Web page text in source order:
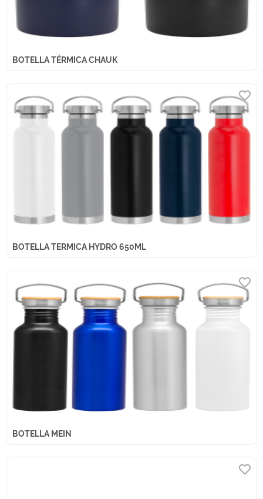
BOTELLA TÉRMICA CHAUK
BOTELLA TERMICA HYDRO 650ML
BOTELLA MEIN